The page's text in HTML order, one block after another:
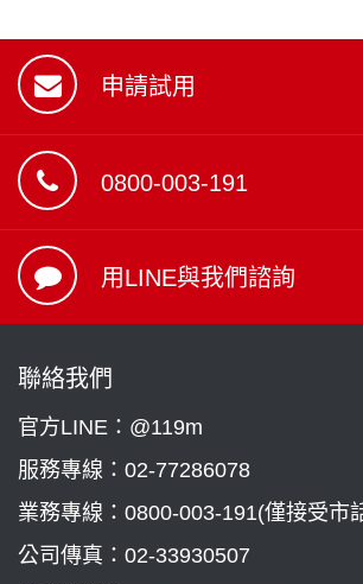
申請試用
0800-003-191
用LINE與我們諮詢
聯絡我們
官方LINE：@119m
服務專線： 02-77286078
業務專線： 0800-003-191(僅接受市
公司傳真：02-33930507